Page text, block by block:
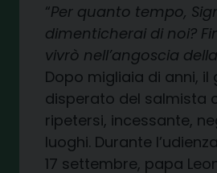
“Per quanto tempo,
dimenticherai di noi?
vivrò nell’angoscia
Dopo migliaia di anni, il
disperato del salmista
ripetersi, incessante,
luoghi. Durante
17 settembre, papa